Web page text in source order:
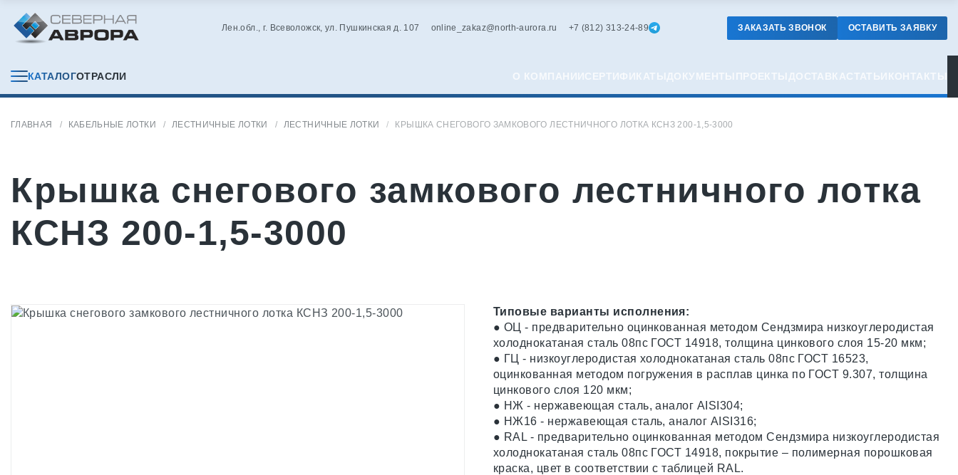
Лен.обл., г. Всеволожск, ул. Пушкинская д. 107 online_zakaz@north-aurora.ru +7 (812) 313-24-89 ЗАКАЗАТЬ ЗВОНОК ОСТАВИТЬ ЗАЯВКУ
КАТАЛОГОТРАСЛИ О КОМПАНИИСЕРТИФИКАТЫ ДОКУМЕНТЫ ПРОЕКТЫ ДОСТАВКАСТАТЬИКОНТАКТЫ
ГЛАВНАЯ КАБЕЛЬНЫЕ ЛОТКИ ЛЕСТНИЧНЫЕ ЛОТКИ ЛЕСТНИЧНЫЕ ЛОТКИ КРЫШКА СНЕГОВОГО ЗАМКОВОГО ЛЕСТНИЧНОГО ЛОТКА КСНЗ 200-1,5-3000
Крышка снегового замкового лестничного лотка
КСНЗ 200-1,5-3000
Типовые варианты исполнения:
● ОЦ - предварительно оцинкованная методом Сендзмира низкоуглеродистая
холоднокатаная сталь 08пс ГОСТ 14918, толщина цинкового слоя 15-20 мкм;
● ГЦ - низкоуглеродистая холоднокатаная сталь 08пс ГОСТ 16523,
оцинкованная методом погружения в расплав цинка по ГОСТ 9.307, толщина
цинкового слоя 120 мкм;
● НЖ - нержавеющая сталь, аналог AISI304;
● НЖ16 - нержавеющая сталь, аналог AISI316;
● RAL - предварительно оцинкованная методом Сендзмира низкоуглеродистая
холоднокатаная сталь 08пс ГОСТ 14918, покрытие – полимерная порошковая
краска, цвет в соответствии с таблицей RAL.